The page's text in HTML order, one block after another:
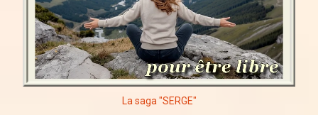
La saga "SERGE"